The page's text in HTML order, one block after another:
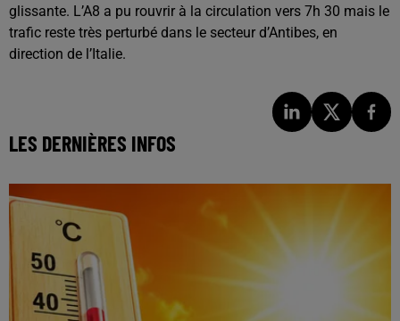
glissante. L’A8 a pu rouvrir à la circulation vers 7h 30 mais le
trafic reste très perturbé dans le secteur d’Antibes, en
direction de l’Italie.
LES DERNIÈRES INFOS